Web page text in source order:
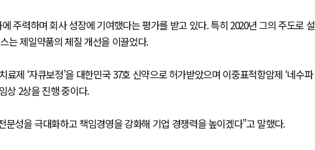
주력하며 회사 성장에 기여했다는 평가를 받고 있다. 특히 2020년 그의 주도로 설
는 제일약품의 체질 개선을 이끌었다.
제 ‘자큐보정’을 대한민국 37호 신약으로 허가받았으며 이중표적항암제 ‘네수파
상 2상을 진행 중이다.
성을 극대화하고 책임경영을 강화해 기업 경쟁력을 높이겠다”고 말했다.